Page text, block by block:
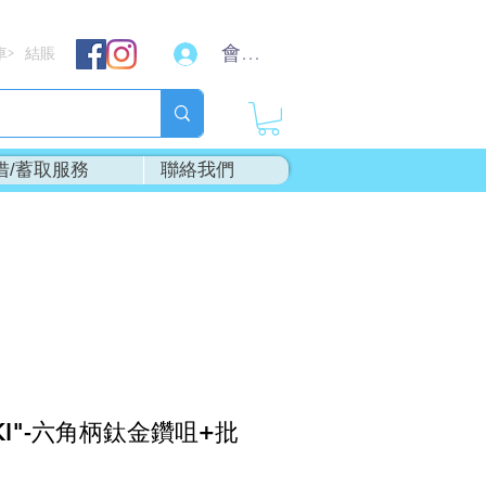
結賬 會員登入
/蓄取服務 聯絡我們
六角柄鈦金鑽咀+批